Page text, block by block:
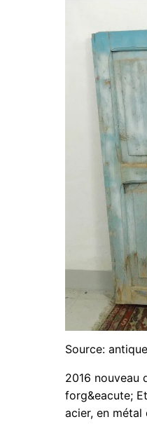
Source:
2016 nouveau
forg&eacute;
acier, en